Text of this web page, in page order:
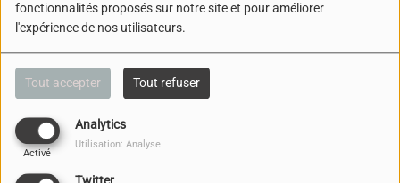
fonctionnalités proposés sur notre site et pour améliorer
l'expérience de nos utilisateurs.
Tout accepter Tout refuser
Analytics
Activé
Utilisation: Analyse
26 JUIN 2026
ÉCOUTER LE PODCAST